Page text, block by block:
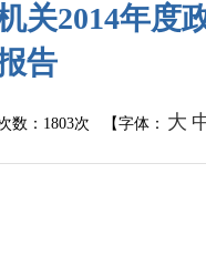
关2014年度
告
数： 1803次 【字体： 大